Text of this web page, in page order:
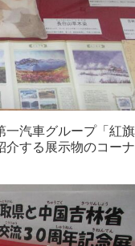
一汽車グループ「紅旗
介する展示物のコーナ